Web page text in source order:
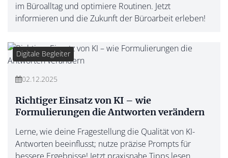
im Büroalltag und optimiere Routinen. Jetzt
informieren und die Zukunft der Büroarbeit erleben!
Digitale Begleiter
02.12.2025
Richtiger Einsatz von KI – wie
Formulierungen die Antworten verändern
Lerne, wie deine Fragestellung die Qualität von KI-
Antworten beeinflusst; nutze präzise Prompts für